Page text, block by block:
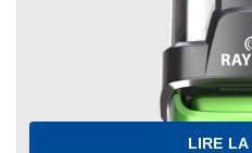
LIRE LA